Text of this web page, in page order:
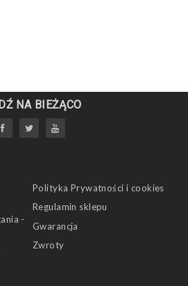
NA BIEŻĄCO
-
Polityka Prywatności i cookies
Regulamin sklepu
Gwarancja
Zwroty